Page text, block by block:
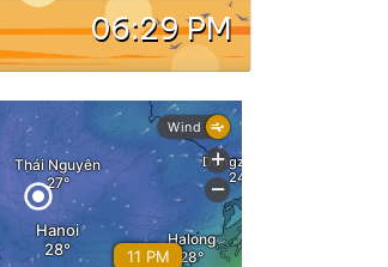
06:29 PM